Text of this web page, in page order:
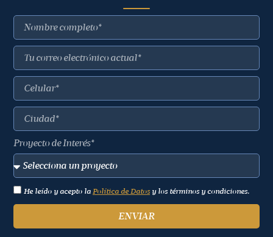
Proyecto de Interés*
He leído y acepto la Política de Datos y los términos y condiciones.
ENVIAR